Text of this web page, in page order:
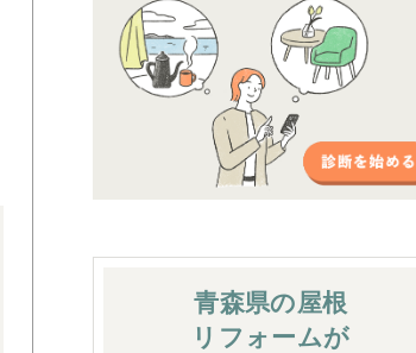
青森県の屋根
リフォームが